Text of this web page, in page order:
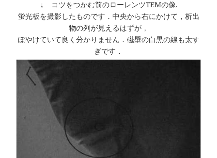
↓ コツをつかむ前のローレンツTEMの像.
蛍光板を撮影したものです．中央から右にかけて，析出
物の列が見えるはずが，
ぼやけていて良く分かりません．磁壁の白黒の線も太す
ぎです．